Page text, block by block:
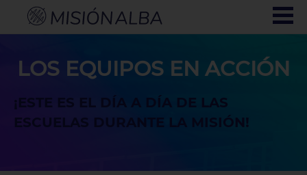
LOS EQUIPOS EN ACCIÓN
¡ESTE ES EL DÍA A DÍA DE LAS
ESCUELAS DURANTE LA MISIÓN!